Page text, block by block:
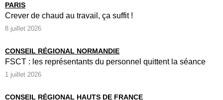
PARIS
Crever de chaud au travail, ça suffit !
8 juillet 2026
CONSEIL RÉGIONAL NORMANDIE
FSCT : les représentants du personnel quittent la séance
1 juillet 2026
CONSEIL RÉGIONAL HAUTS DE FRANCE